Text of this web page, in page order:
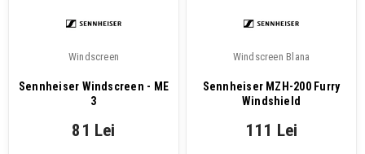
Windscreen
Sennheiser Windscreen - ME
3
81 Lei
Windscreen Blana
Sennheiser MZH-200 Furry
Windshield
111 Lei